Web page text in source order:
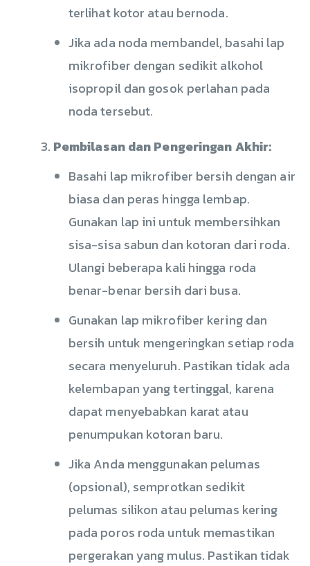
terlihat kotor atau bernoda.
Jika ada noda membandel, basahi lap
mikrofiber dengan sedikit alkohol
isopropil dan gosok perlahan pada
noda tersebut.
Pembilasan dan Pengeringan Akhir:
Basahi lap mikrofiber bersih dengan air
biasa dan peras hingga lembap.
Gunakan lap ini untuk membersihkan
sisa-sisa sabun dan kotoran dari roda.
Ulangi beberapa kali hingga roda
benar-benar bersih dari busa.
Gunakan lap mikrofiber kering dan
bersih untuk mengeringkan setiap roda
secara menyeluruh. Pastikan tidak ada
kelembapan yang tertinggal, karena
dapat menyebabkan karat atau
penumpukan kotoran baru.
Jika Anda menggunakan pelumas
(opsional), semprotkan sedikit
pelumas silikon atau pelumas kering
pada poros roda untuk memastikan
pergerakan yang mulus. Pastikan tidak